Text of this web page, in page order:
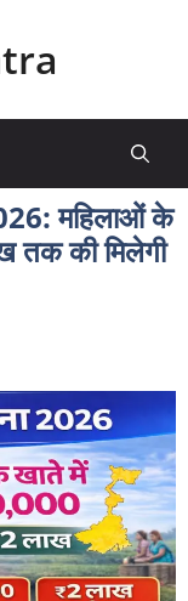
महिलाओं के
की मिलेगी